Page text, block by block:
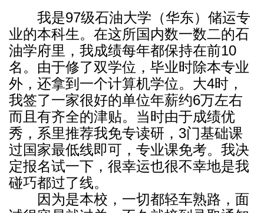
我是97级石油大学（华东）储运专
业的本科生。在这所国内数一数二的石
油学府里，我成绩每年都保持在前10
名。由于修了双学位，毕业时除本专业
外，还拿到一个计算机学位。大4时，
我签了一家很好的单位年薪约6万左右
而且有齐全的津贴。当时由于成绩优
秀，系里推荐我免专读研，3门基础课
过国家最低线即可，专业课免考。我决
定报名试一下，很幸运也很不幸地是我
碰巧都过了线。
因为是本校，一切都轻车熟路，面